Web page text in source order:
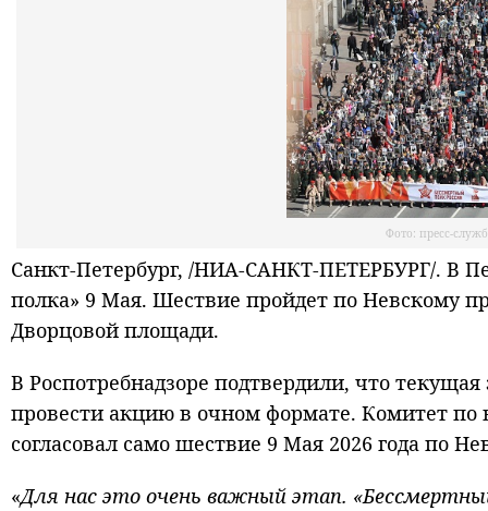
Фото: пресс-
Санкт-Петербург, /НИА-САНКТ-ПЕТЕРБУРГ/. В
полка» 9 Мая. Шествие пройдет по Невскому
Дворцовой площади.
В Роспотребнадзоре подтвердили, что
провести акцию в очном формате. Комитет по
согласовал само шествие 9 Мая 2026 года по
«Для нас это очень важный этап.